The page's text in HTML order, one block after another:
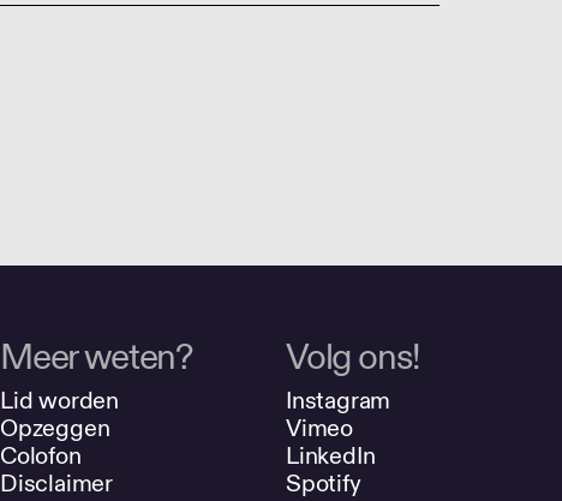
Meer weten?
Lid worden
Opzeggen
Colofon
Disclaimer
Volg ons!
Instagram
Vimeo
LinkedIn
Spotify